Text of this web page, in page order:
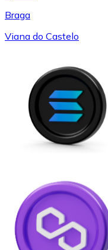
Braga
Viana do Castelo